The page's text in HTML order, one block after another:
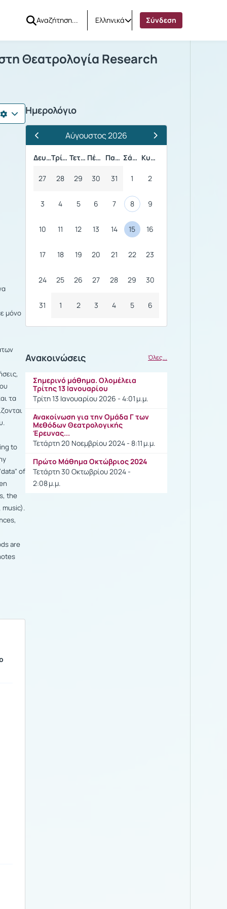
Ελληνικά Σύνδεση
στη Θεατρολογία Research
Θεατρολογία Research
μόνο
τα
to
of
the
music).
are
Ημερολόγιο
Προηγούμενος Μήνας
Αύγουστος 2026
Επόμενος Μήνας
Δευτέρα
Τρίτη Τετάρτη Πέμπτη Παρασκευή Σάββατο Κυριακή
27 28 29 30 31 1 2
3 4 5 6 7 8 9
10 11 12 13 14 15 16
17 18 19 20 21 22 23
24 25 26 27 28 29 30
31 1 2 3 4 5 6
Ανακοινώσεις Όλες...
Σημερινό μάθημα. Ολομέλεια
Τρίτης 13 Ιανουαρίου
Τρίτη 13 Ιανουαρίου 2026 - 4:01 μ.μ.
Ανακοίνωση για την Ομάδα Γ των
Μεθόδων Θεατρολογικής
Έρευνας...
Τετάρτη 20 Νοεμβρίου 2024 - 8:11 μ.μ.
Πρώτο Μάθημα Οκτώβριος 2024
Τετάρτη 30 Οκτωβρίου 2024 -
2:08 μ.μ.